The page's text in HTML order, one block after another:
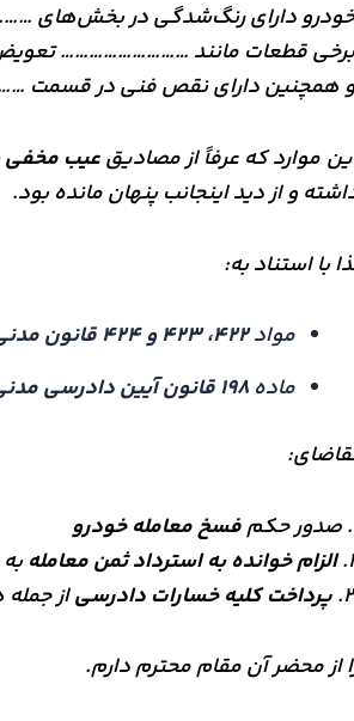
دارای رنگ‌شدگی در بخش‌های
قطعات مانند ………………………
و همچنین دارای نقص فنی در قسمت
موارد که عرفاً از مصادیقعیب مخفی
و از دید اینجانب پنهان مانده بود.
با استناد به:
مواد۴۲۲، ۴۲۳ و ۴۲۴ قانون مدنی
ماده۱۹۸ قانون آیین دادرسی مدنی
فسخ معامله خودرو
الزام خوانده به استرداد ثمن معامله
پرداخت کلیه خسارات دادرسیاز
از محضر آن مقام محترم دارم.